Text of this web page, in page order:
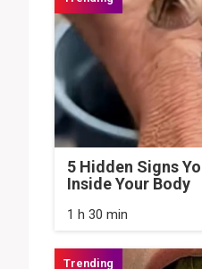
5 Hidden Signs
Inside Your Body
1 h 30 min